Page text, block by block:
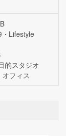
・Lifestyle
的スタジオ
フィス